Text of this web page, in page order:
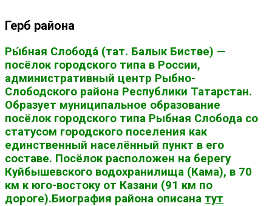
Герб района
Ры́бная Слобода́ (тат. Балык Бистәсе) —
посёлок городского типа в России,
административный центр Рыбно-
Слободского района Республики Татарстан.
Образует муниципальное образование
посёлок городского типа Рыбная Слобода со
статусом городского поселения как
единственный населённый пункт в его
составе. Посёлок расположен на берегу
Куйбышевского водохранилища (Кама), в 70
км к юго-востоку от Казани (91 км по
дороге).Биография района описана тут